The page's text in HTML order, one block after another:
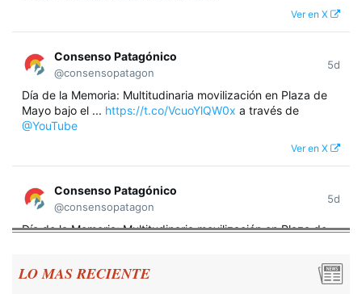
Ver en X
Consenso Patagónico
@consensopatagon
5d
Día de la Memoria: Multitudinaria movilización en Plaza de
Mayo bajo el ... https://t.co/VcuoYlQW0x a través de
@YouTube
Ver en X
Consenso Patagónico
@consensopatagon
5d
Día de la Memoria: Multitudinaria movilización en Plaza de
Rosada para reivindicar los derechos humanos y la
LO MAS RECIENTE